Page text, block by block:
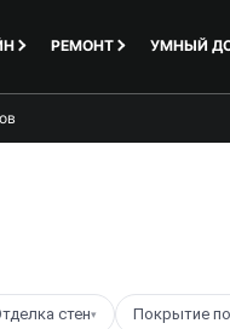
РЕМОНТ УМНЫЙ
стен▾ Покрытие